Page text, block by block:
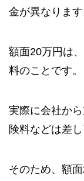
金が異なります
額面20万円は
料のことです。
実際に会社か
険料などは差
そのため、額